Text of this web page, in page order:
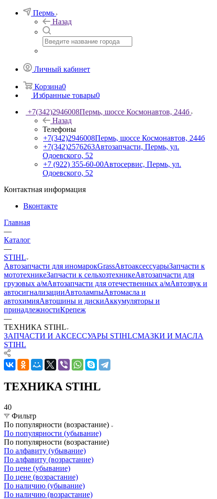
Пермь
Назад
Личный кабинет
Корзина0
Избранные товары0
+7(342)2946008Пермь, шоссе Космонавтов, 244б
Назад
Телефоны
+7(342)2946008Пермь, шоссе Космонавтов, 244б
+7(342)2576263Автозапчасти, Пермь, ул.
Одоевского, 52
+7 (922) 355-60-00Автосервис, Пермь, ул.
Одоевского, 52
Контактная информация
Вконтакте
Главная
—
Каталог
—
STIHL
Автозапчасти для иномарокGrassАвтоаксессуарыЗапчасти к
мототехникеЗапчасти к сельхозтехникеАвтозапчасти для
грузовых а/мАвтозапчасти для отечественных а/мАвтозвук и
автосигнализацииАвтолампыАвтомасла и
автохимияАвтошины и дискиАккумуляторы и
принадлежностиКрепеж
—
ТЕХНИКА STIHL
ЗАПЧАСТИ И АКСЕССУАРЫ STIHLСМАЗКИ И МАСЛА
STIHL
ТЕХНИКА STIHL
40
Фильтр
По популярности (возрастание)
По популярности (убывание)
По популярности (возрастание)
По алфавиту (убывание)
По алфавиту (возрастание)
По цене (убывание)
По цене (возрастание)
По наличию (убывание)
По наличию (возрастание)